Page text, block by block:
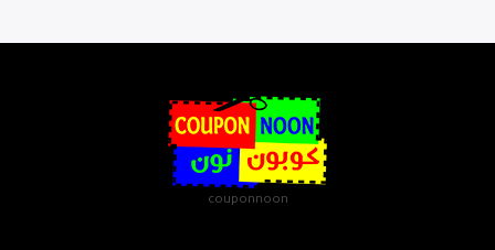
couponnoon